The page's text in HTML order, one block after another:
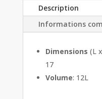
Description
Informations
Dimensions (L
17
Volume: 12L